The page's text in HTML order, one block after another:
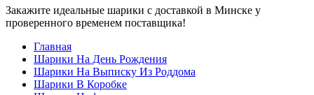
Закажите идеальные шарики с доставкой в Минске у
проверенного временем поставщика!
Главная
Шарики На День Рождения
Шарики На Выписку Из Роддома
Шарики В Коробке